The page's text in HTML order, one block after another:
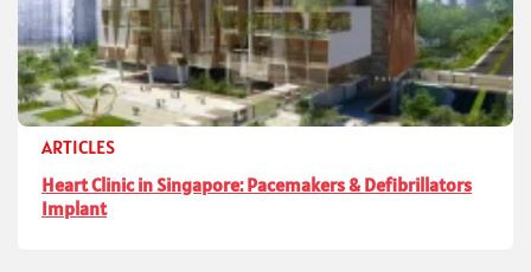
ARTICLES
Heart Clinic in Singapore: Pacemakers & Defibrillators
Implant